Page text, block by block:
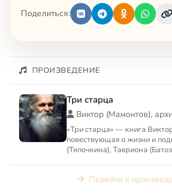
Поделиться:
ПРОИЗВЕДЕНИЕ
Три старца
Виктор (Мамонтов),
«Три старца» — книга
повествующая о жизни и
(Тяпочкина), Тавриона
Перейти к